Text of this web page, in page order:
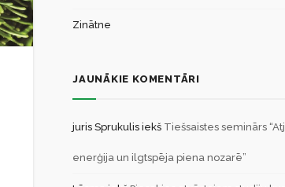
Zinātne
JAUNĀKIE KOMENTĀRI
juris Sprukulis iekš Tiešsaistes seminārs
enerģija un ilgtspēja piena nozarē”